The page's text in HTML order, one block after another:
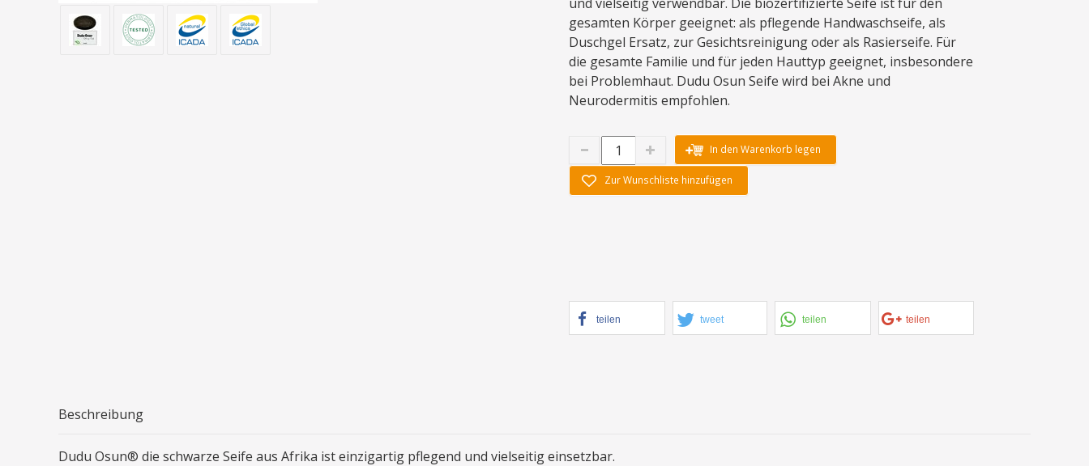
gesamten Körper geeignet: als pflegende Handwaschseife, als
Duschgel Ersatz, zur Gesichtsreinigung oder als Rasierseife. Für
die gesamte Familie und für jeden Hauttyp geeignet, insbesondere
bei Problemhaut. Dudu Osun Seife wird bei Akne und
Neurodermitis empfohlen.
In den Warenkorb legen
Zur Wunschliste hinzufügen
teilen tweet teilen teilen
Beschreibung
Dudu Osun® die schwarze Seife aus Afrika ist einzigartig pflegend und vielseitig einsetzbar.